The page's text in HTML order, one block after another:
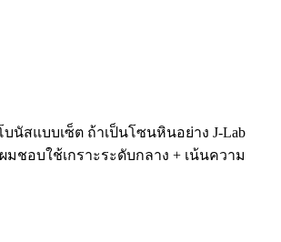
สแบบเซ็ต ถ้าเป็นโซนหินอย่าง J-Lab
ชอบใช้เกราะระดับกลาง + เน้นความ